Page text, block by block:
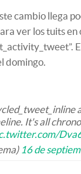
cambio llega
ver los tuits
domingo.
It's all
16 de